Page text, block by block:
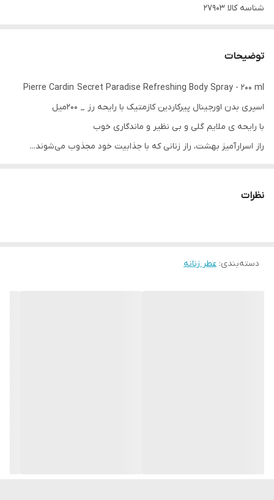
شناسه کالا 27903
توضیحات
Pierre Cardin Secret Paradise Refreshing Body Spray - 200 ml
اسپری بدن اورجینال پیرکاردین کازمتیک با رایحه رز _ ۲۰۰میل
با رایحه ی ملایم گلی و بی نظیر و ماندگاری خوب
راز اسرارآمیز بهشت، راز زنانی که با جذابیت خود مجذوب می‌شوند...
با میوه‌های گرمسیری ترکیب شده‌اند.
که بخواهید، جلوه‌ای متفاوت به روز خود ببخشید.
نظرات
دسته‌بندی: عطر زنانه